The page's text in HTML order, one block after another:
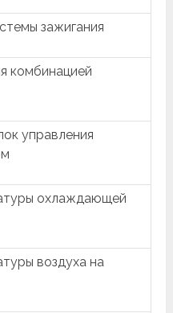
зажигания
комбинацией
управления
охлаждающей
воздуха на